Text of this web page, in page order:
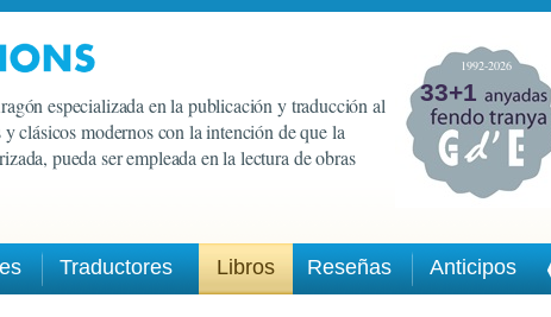
especializada en la publicación y traducción al
clásicos modernos con la intención de que la
pueda ser empleada en la lectura de obras
1992-2026
33+1
Traductores Libros Reseñas Anticipos